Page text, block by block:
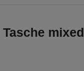
mixed